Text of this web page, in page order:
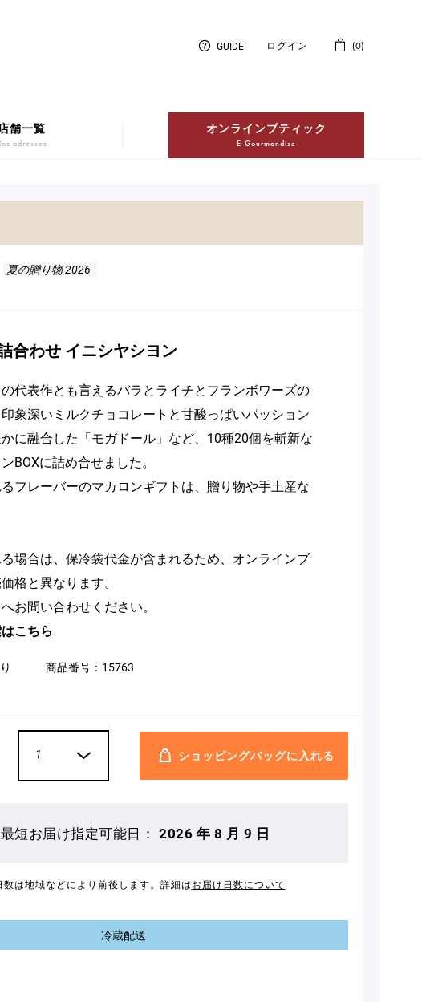
夏の贈り物 2026
合わせ イニシヤシヨン
代表作とも言えるバラとライチとフランボワーズの
印象深いミルクチョコレートと甘酸っぱいパッション
に融合した「モガドール」など、10種20個を斬新な
BOXに詰め合せました。
フレーバーのマカロンギフトは、贈り物や手土産な
場合は、保冷袋代金が含まれるため、オンラインブ
格と異なります。
お問い合わせください。
こちら
商品番号： 15763
1 ショッピングバッグに入れる
短お届け指定可能日： 2026 年 8 月 9 日
は地域などにより前後します。詳細はお届け日数について
冷蔵配送
Gift
舗一覧
adresses
オンラインブティック
E-Gourmandise
ログイン
GUIDE 0